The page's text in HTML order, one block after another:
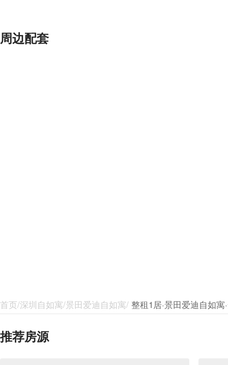
周边配套
首页/深圳自如寓/景田爱迪自如寓/ 整租1居·景田爱迪自如寓
推荐房源